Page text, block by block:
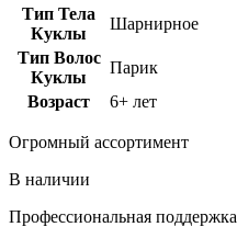
Тип Тела
Куклы
Шарнирное
Тип Волос
Куклы
Парик
Возраст
6+ лет
Огромный ассортимент
В наличии
Профессиональная поддержка